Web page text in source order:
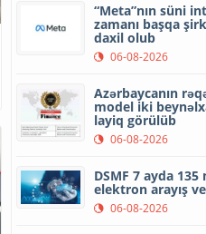
“Meta”nın süni
zamanı başqa
daxil olub
06-08-2026
Azərbaycanın
model iki
layiq görülüb
06-08-2026
DSMF 7 ayda 135
elektron arayış
06-08-2026